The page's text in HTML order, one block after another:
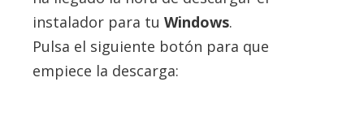
instalador para tu Windows.
Pulsa el siguiente botón para que
empiece la descarga: